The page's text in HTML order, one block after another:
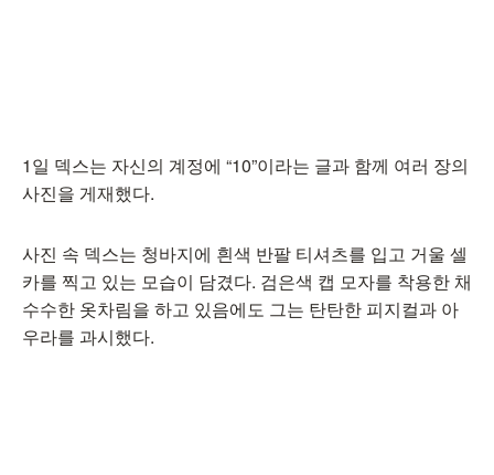
1일 덱스는 자신의 계정에 “10”이라는 글과 함께 여러 장의
사진을 게재했다.
사진 속 덱스는 청바지에 흰색 반팔 티셔츠를 입고 거울 셀
카를 찍고 있는 모습이 담겼다. 검은색 캡 모자를 착용한 채
수수한 옷차림을 하고 있음에도 그는 탄탄한 피지컬과 아
우라를 과시했다.